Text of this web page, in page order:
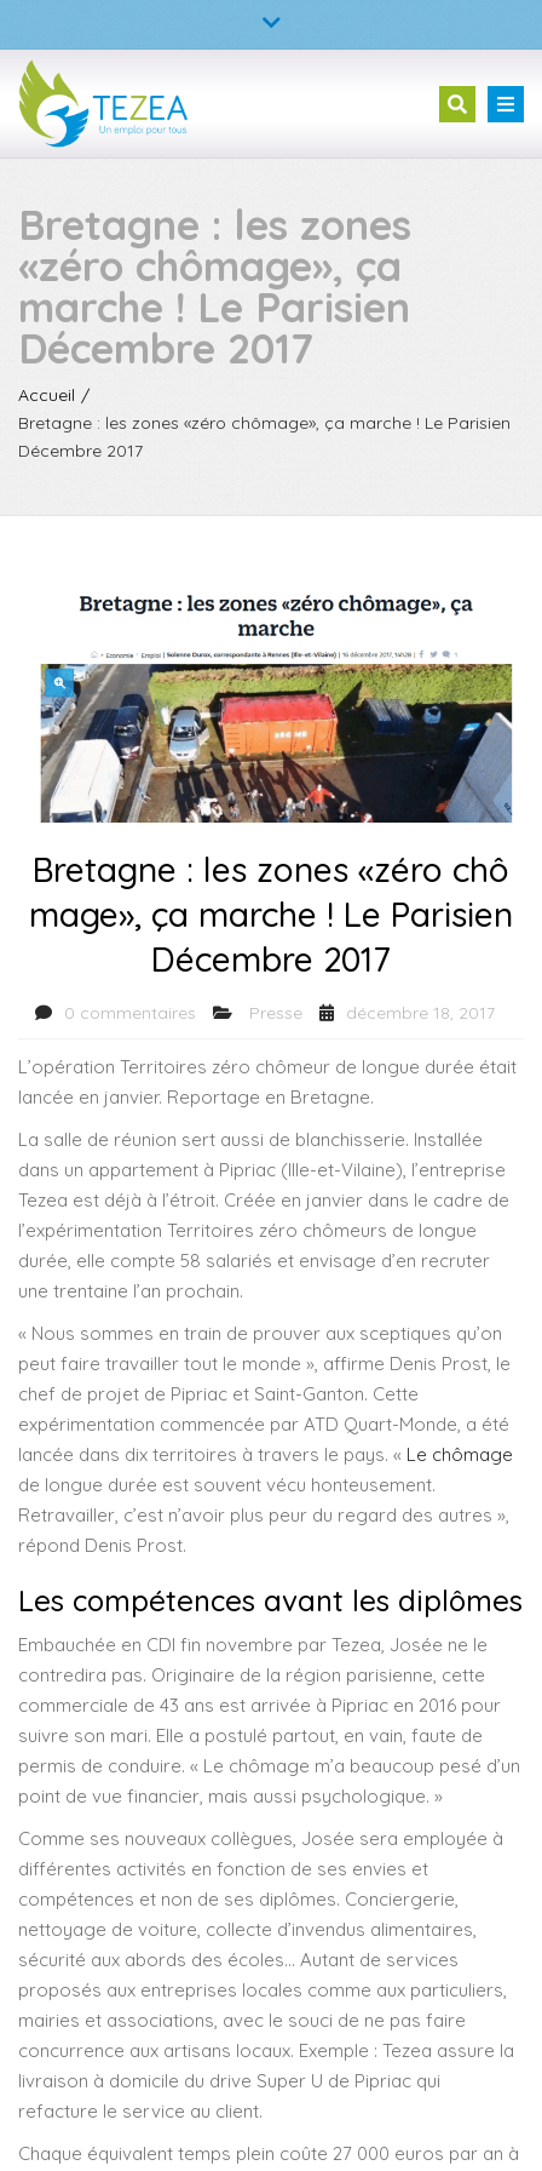
TEZEA – L’entreprise à but d’emploi
02 23 30 99 05
Fermer
supérieure
Bretagne : les zones
«zéro chômage», ça
marche ! Le Parisien
Décembre 2017
Accueil
Bretagne : les zones «zéro chômage», ça marche ! Le Parisien
Décembre 2017
Bretagne : les zones «zéro chô
mage», ça marche ! Le Parisien
Décembre 2017
0 commentaires Presse décembre 18, 2017
L’opération Territoires zéro chômeur de longue durée était
lancée en janvier. Reportage en Bretagne.
La salle de réunion sert aussi de blanchisserie. Installée
dans un appartement à Pipriac (Ille-et-Vilaine), l’entreprise
Tezea est déjà à l’étroit. Créée en janvier dans le cadre de
l’expérimentation Territoires zéro chômeurs de longue
durée, elle compte 58 salariés et envisage d’en recruter
une trentaine l’an prochain.
« Nous sommes en train de prouver aux sceptiques qu’on
peut faire travailler tout le monde », affirme Denis Prost, le
chef de projet de Pipriac et Saint-Ganton. Cette
expérimentation commencée par ATD Quart-Monde, a été
lancée dans dix territoires à travers le pays. « Le chômage
de longue durée est souvent vécu honteusement.
Retravailler, c’est n’avoir plus peur du regard des autres »,
répond Denis Prost.
Les compétences avant les diplômes
Embauchée en CDI fin novembre par Tezea, Josée ne le
contredira pas. Originaire de la région parisienne, cette
commerciale de 43 ans est arrivée à Pipriac en 2016 pour
suivre son mari. Elle a postulé partout, en vain, faute de
permis de conduire. « Le chômage m’a beaucoup pesé d’un
point de vue financier, mais aussi psychologique. »
Comme ses nouveaux collègues, Josée sera employée à
différentes activités en fonction de ses envies et
compétences et non de ses diplômes. Conciergerie,
nettoyage de voiture, collecte d’invendus alimentaires,
sécurité aux abords des écoles… Autant de services
proposés aux entreprises locales comme aux particuliers,
mairies et associations, avec le souci de ne pas faire
concurrence aux artisans locaux. Exemple : Tezea assure la
livraison à domicile du drive Super U de Pipriac qui
refacture le service au client.
Chaque équivalent temps plein coûte 27 000 euros par an à